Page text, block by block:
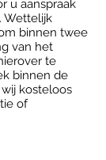
u aanspraak
Wettelijk
binnen twee
van het
te
binnen de
kosteloos
of